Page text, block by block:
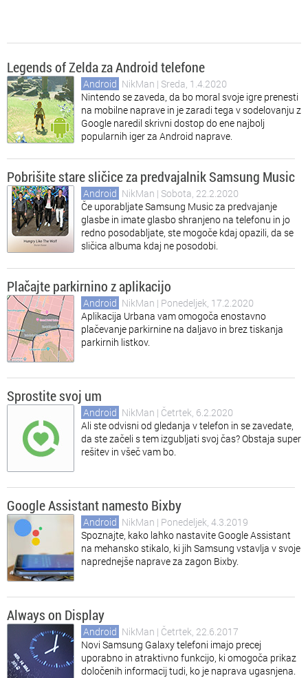
Legends of Zelda za Android telefone
Android NikMan | Sreda, 1.4.2020
Nintendo se zaveda, da bo moral svoje igre prenesti
na mobilne naprave in je zaradi tega v sodelovanju z
Google naredil skrivni dostop do ene najbolj
popularnih iger za Android naprave.
Pobrišite stare sličice za predvajalnik Samsung Music
Android NikMan | Sobota, 22.2.2020
Če uporabljate Samsung Music za predvajanje
glasbe in imate glasbo shranjeno na telefonu in jo
redno posodabljate, ste mogoče kdaj opazili, da se
sličica albuma kdaj ne posodobi.
Plačajte parkirnino z aplikacijo
Android NikMan | Ponedeljek, 17.2.2020
Aplikacija Urbana vam omogoča enostavno
plačevanje parkirnine na daljavo in brez tiskanja
parkirnih listkov.
Sprostite svoj um
Android NikMan | Četrtek, 6.2.2020
Ali ste odvisni od gledanja v telefon in se zavedate,
da ste začeli s tem izgubljati svoj čas? Obstaja super
rešitev in všeč vam bo.
Google Assistant namesto Bixby
Android NikMan | Ponedeljek, 4.3.2019
Spoznajte, kako lahko nastavite Google Assistant
na mehansko stikalo, ki jih Samsung vstavlja v svoje
naprednejše naprave za zagon Bixby.
Always on Display
Android NikMan | Četrtek, 22.6.2017
Novi Samsung Galaxy telefoni imajo precej
uporabno in atraktivno funkcijo, ki omogoča prikaz
določenih informacij tudi, ko je naprava ugasnjena.